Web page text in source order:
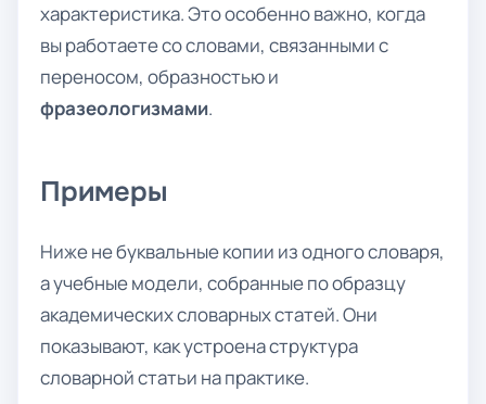
характеристика. Это особенно важно, когда
вы работаете со словами, связанными с
переносом, образностью и
фразеологизмами.
Примеры
Ниже не буквальные копии из одного словаря,
а учебные модели, собранные по образцу
академических словарных статей. Они
показывают, как устроена структура
словарной статьи на практике.